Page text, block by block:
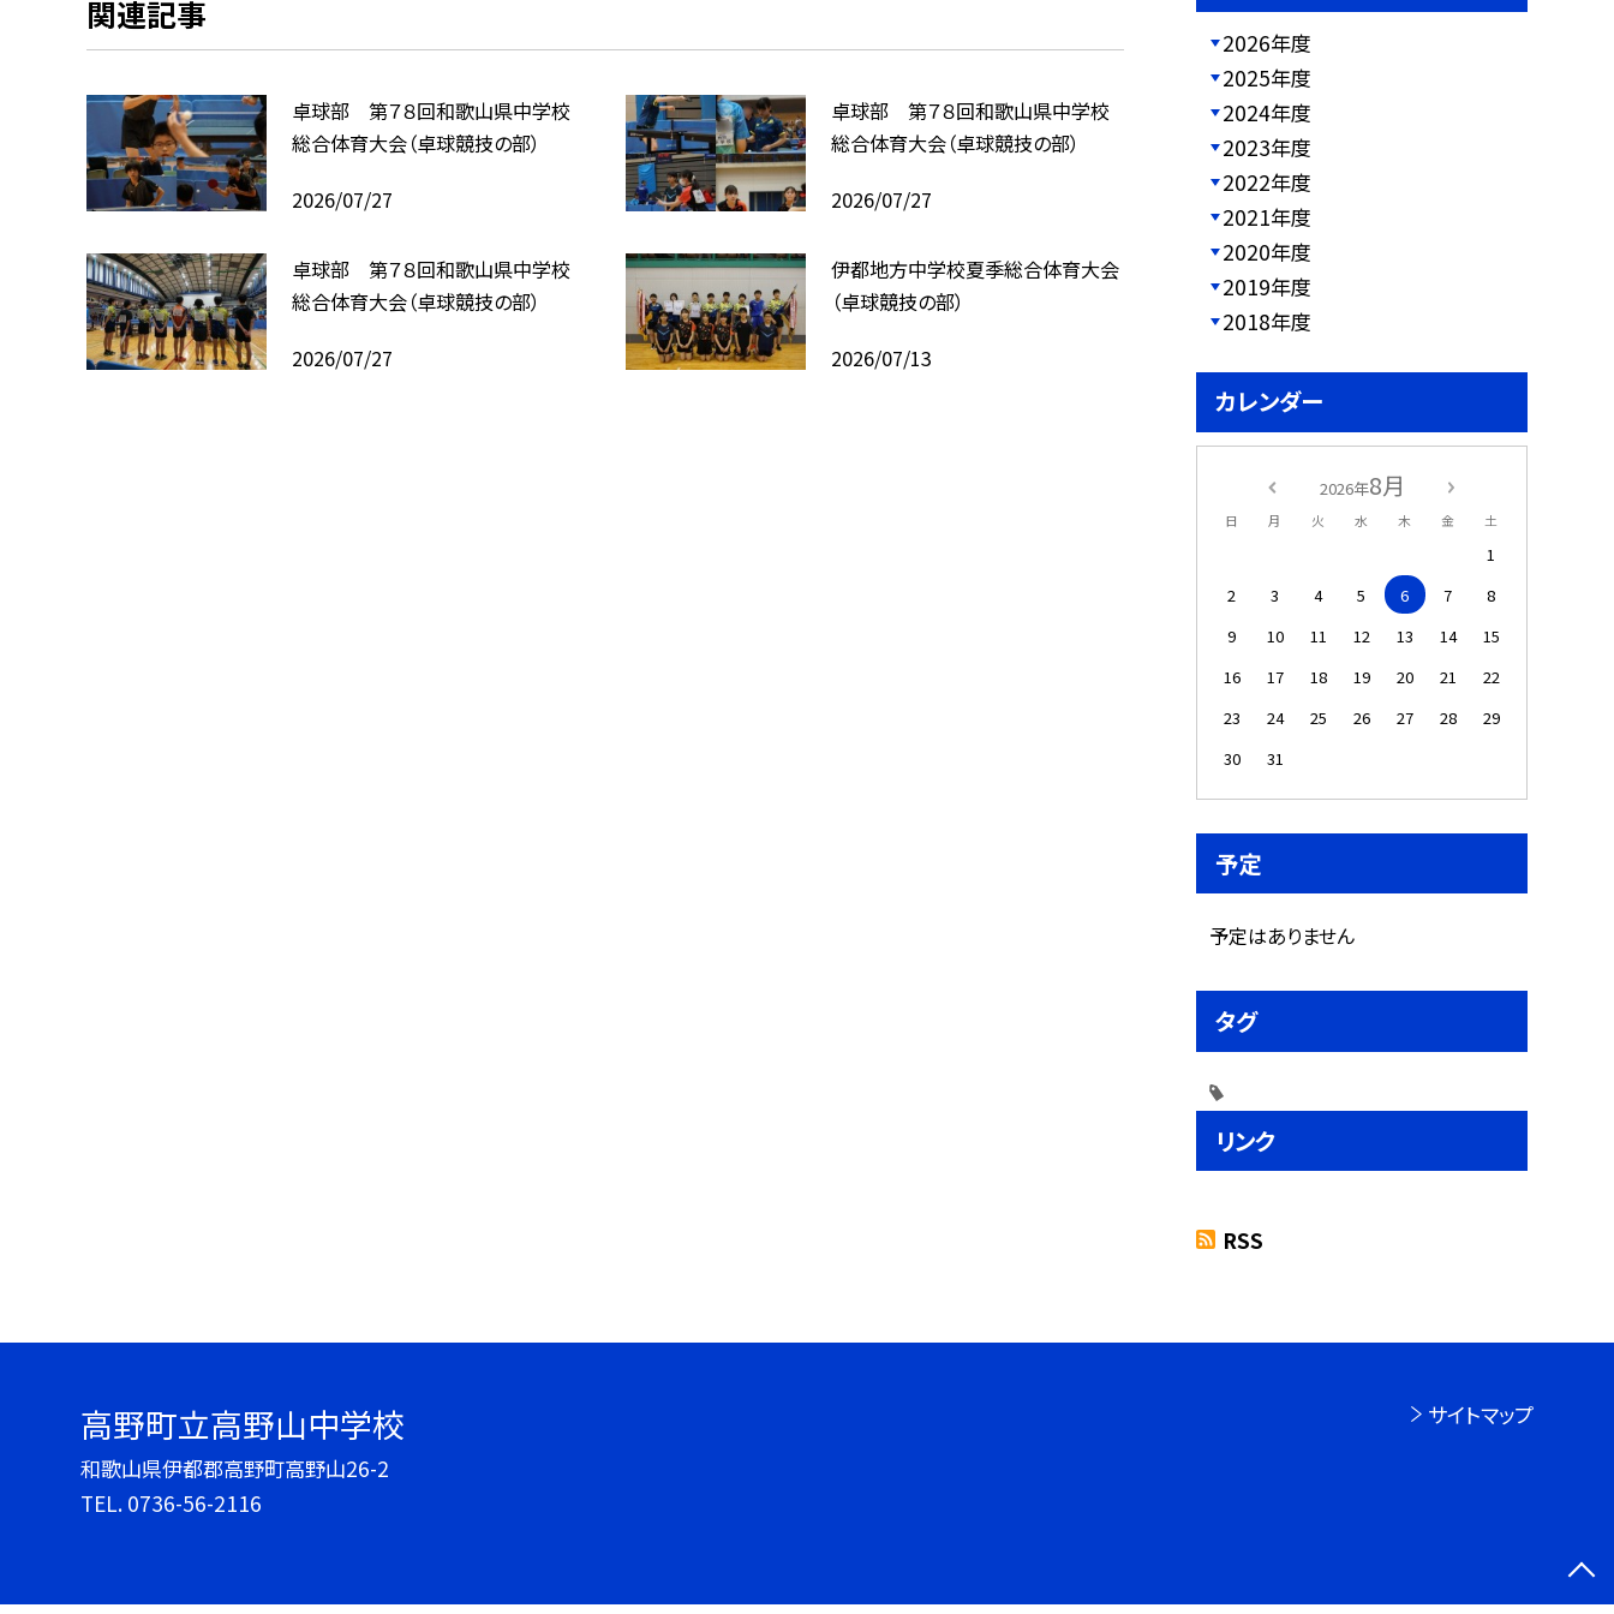
関連記事
卓球部 第７８回和歌山県中学校
総合体育大会（卓球競技の部）
2026/07/27
卓球部 第７８回和歌山県中学校
総合体育大会（卓球競技の部）
2026/07/27
卓球部 第７８回和歌山県中学校
総合体育大会（卓球競技の部）
2026/07/27
伊都地方中学校夏季総合体育大会
（卓球競技の部）
2026/07/13
2026年度
2025年度
2024年度
2023年度
2022年度
2021年度
2020年度
2019年度
2018年度
カレンダー
2026年8月
日 月 火 水 木 金 土
1
2
3 4 5 6 7
8
9
10 11 12 13 14
15
16
17 18 19 20 21
22
23
24 25 26 27 28
29
30
31
予定
予定はありません
タグ
リンク
RSS
高野町立高野山中学校
和歌山県伊都郡高野町高野山26-2
TEL. 0736-56-2116
サイトマップ